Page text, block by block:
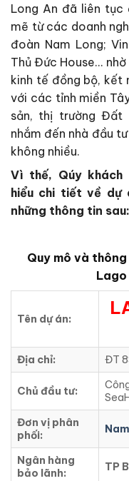
Long An đã liên tục
mẽ từ các doanh
đoàn Nam Long;
Thủ Đức House…
kinh tế đồng bộ, kết
với các tỉnh miền
sản, thị trường Đất
nhắm đến nhà đầu
không nhiều.
Vì thế, Qúy khách
hiểu chi tiết về dự
những thông tin sau:
Quy mô và
Tên dự án:
Địa chỉ: ĐT
Chủ đầu tư:
Đơn vị phân
phối:
Ngân hàng
bảo lãnh:
TP